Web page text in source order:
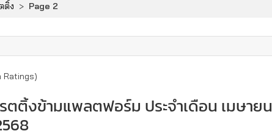
ติ้ง > Page 2
Ratings)
ตติ้งข้ามแพลตฟอร์ม ประจำเดือน เมษายน